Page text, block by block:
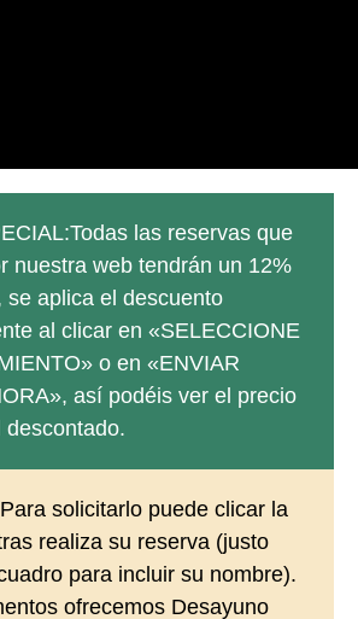
las reservas que
nuestra web tendrán un 12%
se aplica el descuento
al clicar en «SELECCIONE
o en «ENVIAR
así podéis ver el precio
descontado.
Para solicitarlo puede clicar la
realiza su reserva (justo
para incluir su nombre).
ofrecemos Desayuno